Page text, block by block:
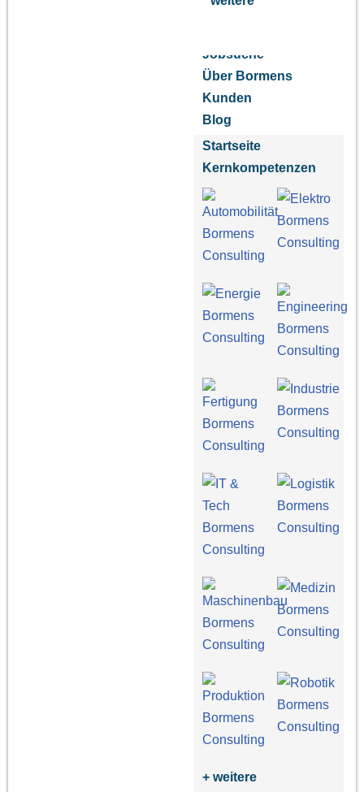
Jobsuche
Über Bormens
Kunden
Blog
Startseite
Kernkompetenzen
+ weitere